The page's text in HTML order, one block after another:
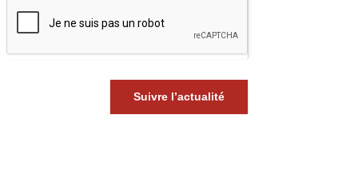
Suivre l’actualité